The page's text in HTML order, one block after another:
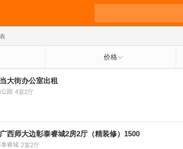
价格
大街办公室出租
园 4室2厅
西师大边彰泰睿城2房2厅（精装修）1500
睿城 2室2厅